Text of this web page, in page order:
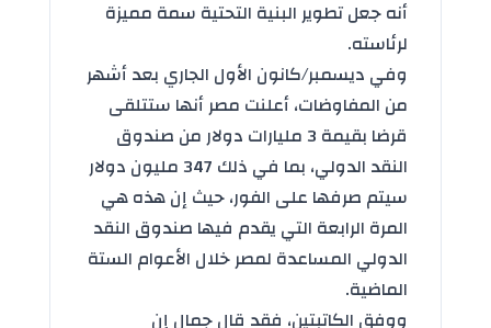
أنه جعل تطوير البنية التحتية سمة مميزة
لرئاسته.
وفي ديسمبر/كانون الأول الجاري بعد أشهر
من المفاوضات، أعلنت مصر أنها ستتلقى
قرضا بقيمة 3 مليارات دولار من صندوق
النقد الدولي، بما في ذلك 347 مليون دولار
سيتم صرفها على الفور، حيث إن هذه هي
المرة الرابعة التي يقدم فيها صندوق النقد
الدولي المساعدة لمصر خلال الأعوام الستة
الماضية.
ووفق الكاتبتين، فقد قال جمال إن